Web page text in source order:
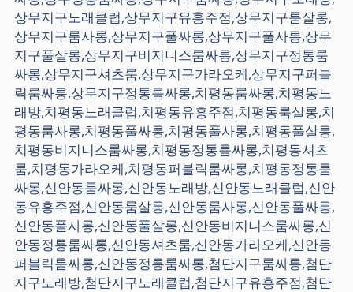
상무지구노래클럽,상무지구유흥주점,상무지구룸살롱,
상무지구룸사롱,상무지구풀싸롱,상무지구풀사롱,상무
지구풀살롱,상무지구비지니스룸싸롱,상무지구정통룸
싸롱,상무지구셔츠룸,상무지구가라오케,상무지구퍼블
릭룸싸롱,상무지구정통룸싸롱,치평동룸싸롱,치평동노
래방,치평동노래클럽,치평동유흥주점,치평동룸살롱,치
평동룸사롱,치평동풀싸롱,치평동풀사롱,치평동풀살롱,
치평동비지니스룸싸롱,치평동정통룸싸롱,치평동셔츠
룸,치평동가라오케,치평동퍼블릭룸싸롱,치평동정통룸
싸롱,신안동룸싸롱,신안동노래방,신안동노래클럽,신안
동유흥주점,신안동룸살롱,신안동룸사롱,신안동풀싸롱,
신안동풀사롱,신안동풀살롱,신안동비지니스룸싸롱,신
안동정통룸싸롱,신안동셔츠룸,신안동가라오케,신안동
퍼블릭룸싸롱,신안동정통룸싸롱,첨단지구룸싸롱,첨단
지구노래방,첨단지구노래클럽,첨단지구유흥주점,첨단